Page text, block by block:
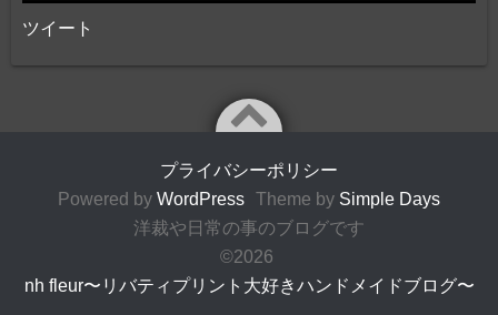
ツイート
プライバシーポリシー
Powered by WordPress Theme by Simple Days
洋裁や日常の事のブログです
©2026
nh fleur〜リバティプリント大好きハンドメイドブログ〜